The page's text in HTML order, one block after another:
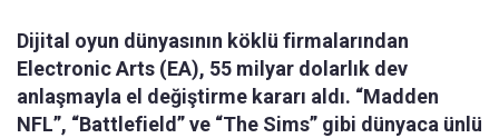
Dijital oyun dünyasının köklü firmalarından
Electronic Arts (EA), 55 milyar dolarlık dev
anlaşmayla el değiştirme kararı aldı. “Madden
NFL”, “Battlefield” ve “The Sims” gibi dünyaca ünlü